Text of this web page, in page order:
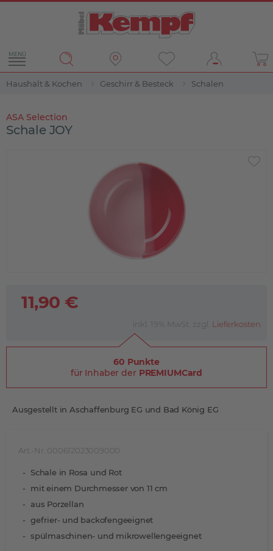
MENÜ
Haushalt & Kochen Geschirr & Besteck Schalen
ASA Selection
Schale JOY
Art.-Nr. 000612023009000
Schale in Rosa und Rot
mit einem Durchmesser von 11 cm
aus Porzellan
gefrier- und backofengeeignet
spülmaschinen- und mikrowellengeeignet
11,90 €
inkl. 19% MwSt. zzgl. Lieferkosten
60 Punkte
für Inhaber der PREMIUMCard
Ausgestellt in Aschaffenburg EG und Bad König EG